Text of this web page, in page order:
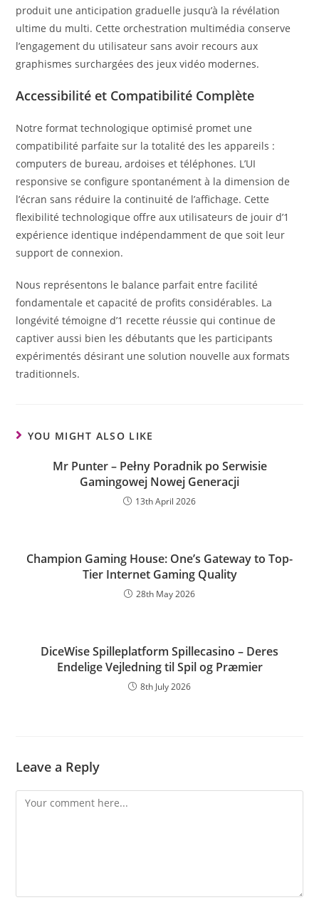
produit une anticipation graduelle jusqu’à la révélation
ultime du multi. Cette orchestration multimédia conserve
l’engagement du utilisateur sans avoir recours aux
graphismes surchargées des jeux vidéo modernes.
Accessibilité et Compatibilité Complète
Notre format technologique optimisé promet une
compatibilité parfaite sur la totalité des les appareils :
computers de bureau, ardoises et téléphones. L’UI
responsive se configure spontanément à la dimension de
l’écran sans réduire la continuité de l’affichage. Cette
flexibilité technologique offre aux utilisateurs de jouir d’1
expérience identique indépendamment de que soit leur
support de connexion.
Nous représentons le balance parfait entre facilité
fondamentale et capacité de profits considérables. La
longévité témoigne d’1 recette réussie qui continue de
captiver aussi bien les débutants que les participants
expérimentés désirant une solution nouvelle aux formats
traditionnels.
YOU MIGHT ALSO LIKE
Mr Punter – Pełny Poradnik po Serwisie
Gamingowej Nowej Generacji
13th April 2026
Champion Gaming House: One’s Gateway to Top-
Tier Internet Gaming Quality
28th May 2026
DiceWise Spilleplatform Spillecasino – Deres
Endelige Vejledning til Spil og Præmier
8th July 2026
Leave a Reply